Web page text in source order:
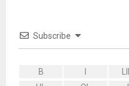
Subscribe